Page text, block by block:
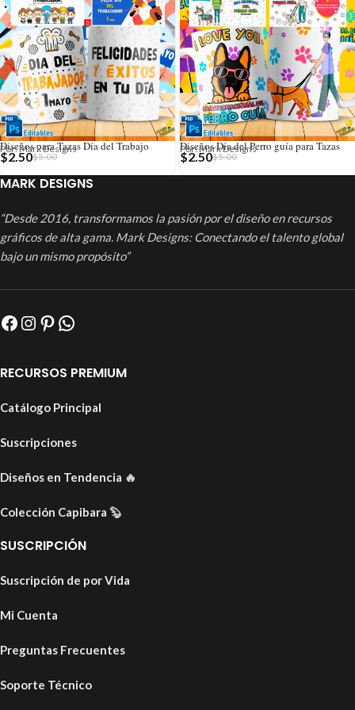
Diseños para Tazas Día del Trabajo
Por: Mark Designs
$5.00
$2.50
Diseños Día del Perro guía para Tazas
Por: Mark Designs
$5.00
$2.50
MARK DESIGNS
“Desde 2016, transformamos la pasión por el diseño en recursos
gráficos de alta gama. Mark Designs: Conectando el talento global
bajo un mismo propósito”
RECURSOS PREMIUM
Catálogo Principal
Suscripciones
Diseños en Tendencia 🔥
Colección Capibara 🦫
SUSCRIPCIÓN
Suscripción de por Vida
Mi Cuenta
Preguntas Frecuentes
Soporte Técnico